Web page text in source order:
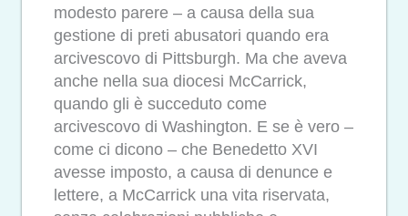
modesto parere – a causa della sua
gestione di preti abusatori quando era
arcivescovo di Pittsburgh. Ma che aveva
anche nella sua diocesi McCarrick,
quando gli è succeduto come
arcivescovo di Washington. E se è vero –
come ci dicono – che Benedetto XVI
avesse imposto, a causa di denunce e
lettere, a McCarrick una vita riservata,